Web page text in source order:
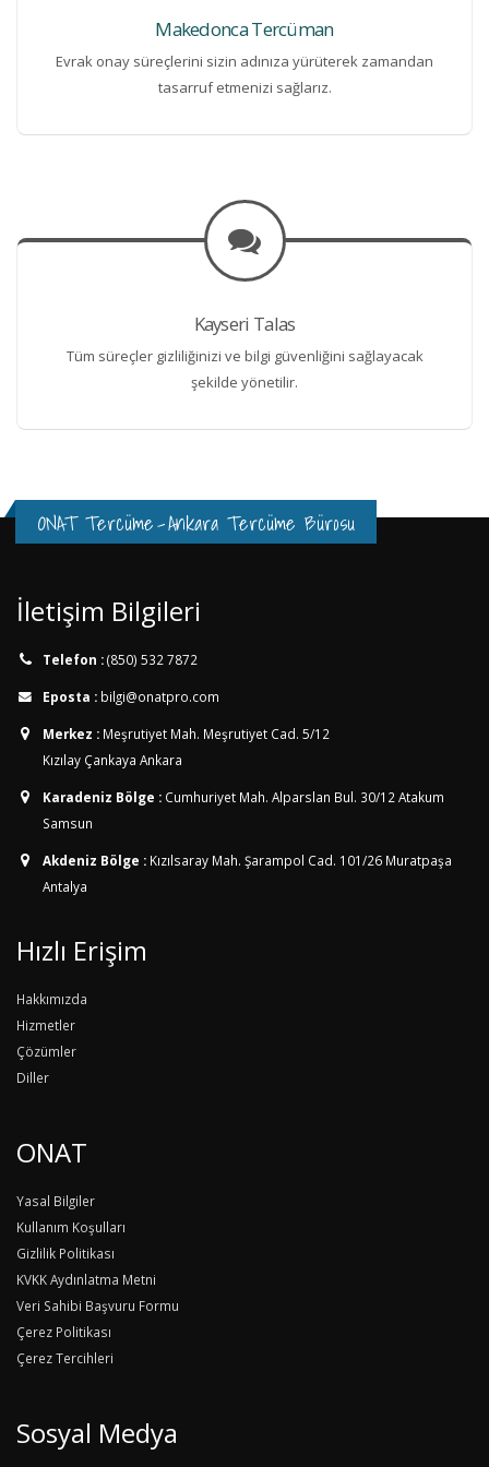
Makedonca Tercüman
Evrak onay süreçlerini sizin adınıza yürüterek zamandan
tasarruf etmenizi sağlarız.
Kayseri Talas
Tüm süreçler gizliliğinizi ve bilgi güvenliğini sağlayacak
şekilde yönetilir.
ONAT Tercüme-Ankara Tercüme Bürosu
İletişim Bilgileri
Telefon :(850) 532 7872
Eposta : bilgi@onatpro.com
Merkez : Meşrutiyet Mah. Meşrutiyet Cad. 5/12
Kızılay Çankaya Ankara
Karadeniz Bölge : Cumhuriyet Mah. Alparslan Bul. 30/12 Atakum
Samsun
Akdeniz Bölge : Kızılsaray Mah. Şarampol Cad. 101/26 Muratpaşa
Antalya
Hızlı Erişim
Hakkımızda
Hizmetler
Çözümler
Diller
ONAT
Yasal Bilgiler
Kullanım Koşulları
Gizlilik Politikası
KVKK Aydınlatma Metni
Veri Sahibi Başvuru Formu
Çerez Politikası
Çerez Tercihleri
Sosyal Medya